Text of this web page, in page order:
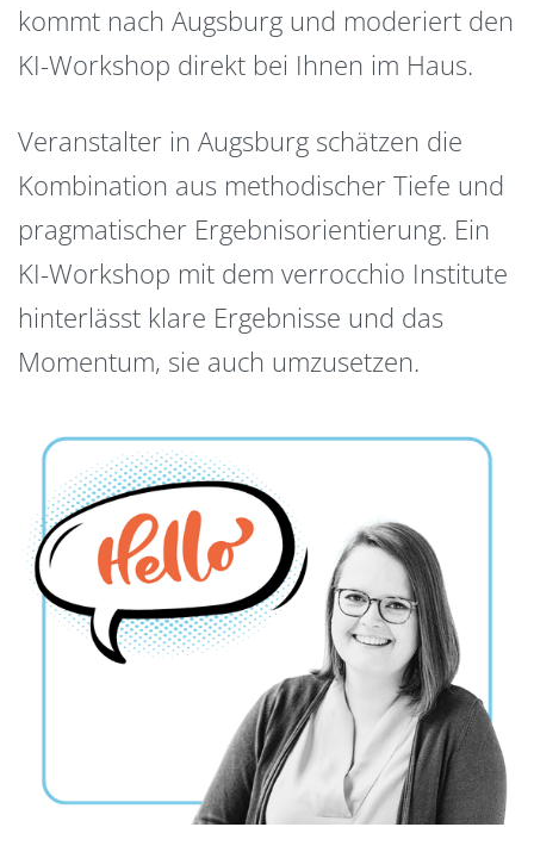
kommt nach Augsburg und moderiert den
KI-Workshop direkt bei Ihnen im Haus.
Veranstalter in Augsburg schätzen die
Kombination aus methodischer Tiefe und
pragmatischer Ergebnisorientierung. Ein
KI-Workshop mit dem verrocchio Institute
hinterlässt klare Ergebnisse und das
Momentum, sie auch umzusetzen.